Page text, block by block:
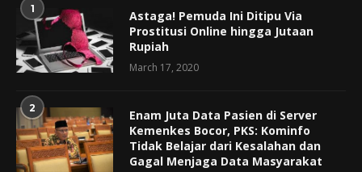
1
Astaga! Pemuda Ini Ditipu Via
Prostitusi Online hingga Jutaan
Rupiah
March 17, 2020
2
Enam Juta Data Pasien di Server
Kemenkes Bocor, PKS: Kominfo
Tidak Belajar dari Kesalahan dan
Gagal Menjaga Data Masyarakat